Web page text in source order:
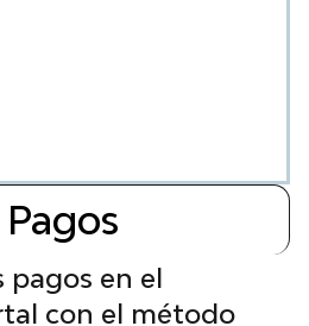
pagos en el
con el método